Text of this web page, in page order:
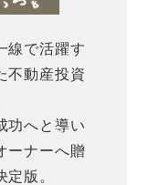
線で活躍す
不動産投資
功へと導い
ーナーへ贈
版。
い合せ☆